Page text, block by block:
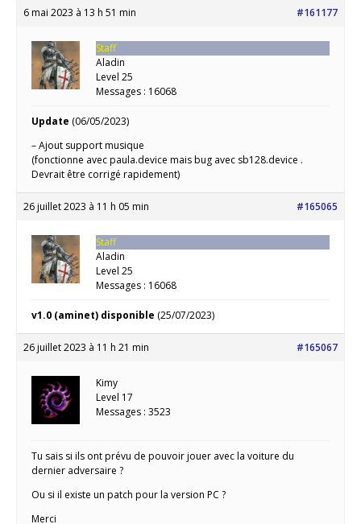
6 mai 2023 à 13 h 51 min #161177
Staff
Aladin
Level 25
Messages : 16068
Update (06/05/2023)
– Ajout support musique
(fonctionne avec paula.device mais bug avec sb128.device .
Devrait être corrigé rapidement)
26 juillet 2023 à 11 h 05 min #165065
Staff
Aladin
Level 25
Messages : 16068
v1.0 (aminet) disponible (25/07/2023)
26 juillet 2023 à 11 h 21 min #165067
Kimy
Level 17
Messages : 3523
Tu sais si ils ont prévu de pouvoir jouer avec la voiture du
dernier adversaire ?
Ou si il existe un patch pour la version PC ?
Merci